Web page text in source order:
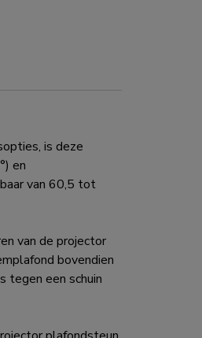
is deze
en
van 60,5 tot
van de projector
bovendien
tegen een schuin